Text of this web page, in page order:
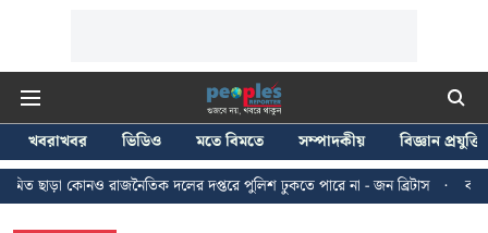
খবরাখবর ভিডিও মতে বিমতে সম্পাদকীয়
বিজ্ঞান প্রযুক্তি
দলের দপ্তরে পুলিশ ঢুকতে পারে না - জন ব্রিটাস
কলকাতায় ২৪ জুলাইয়ের